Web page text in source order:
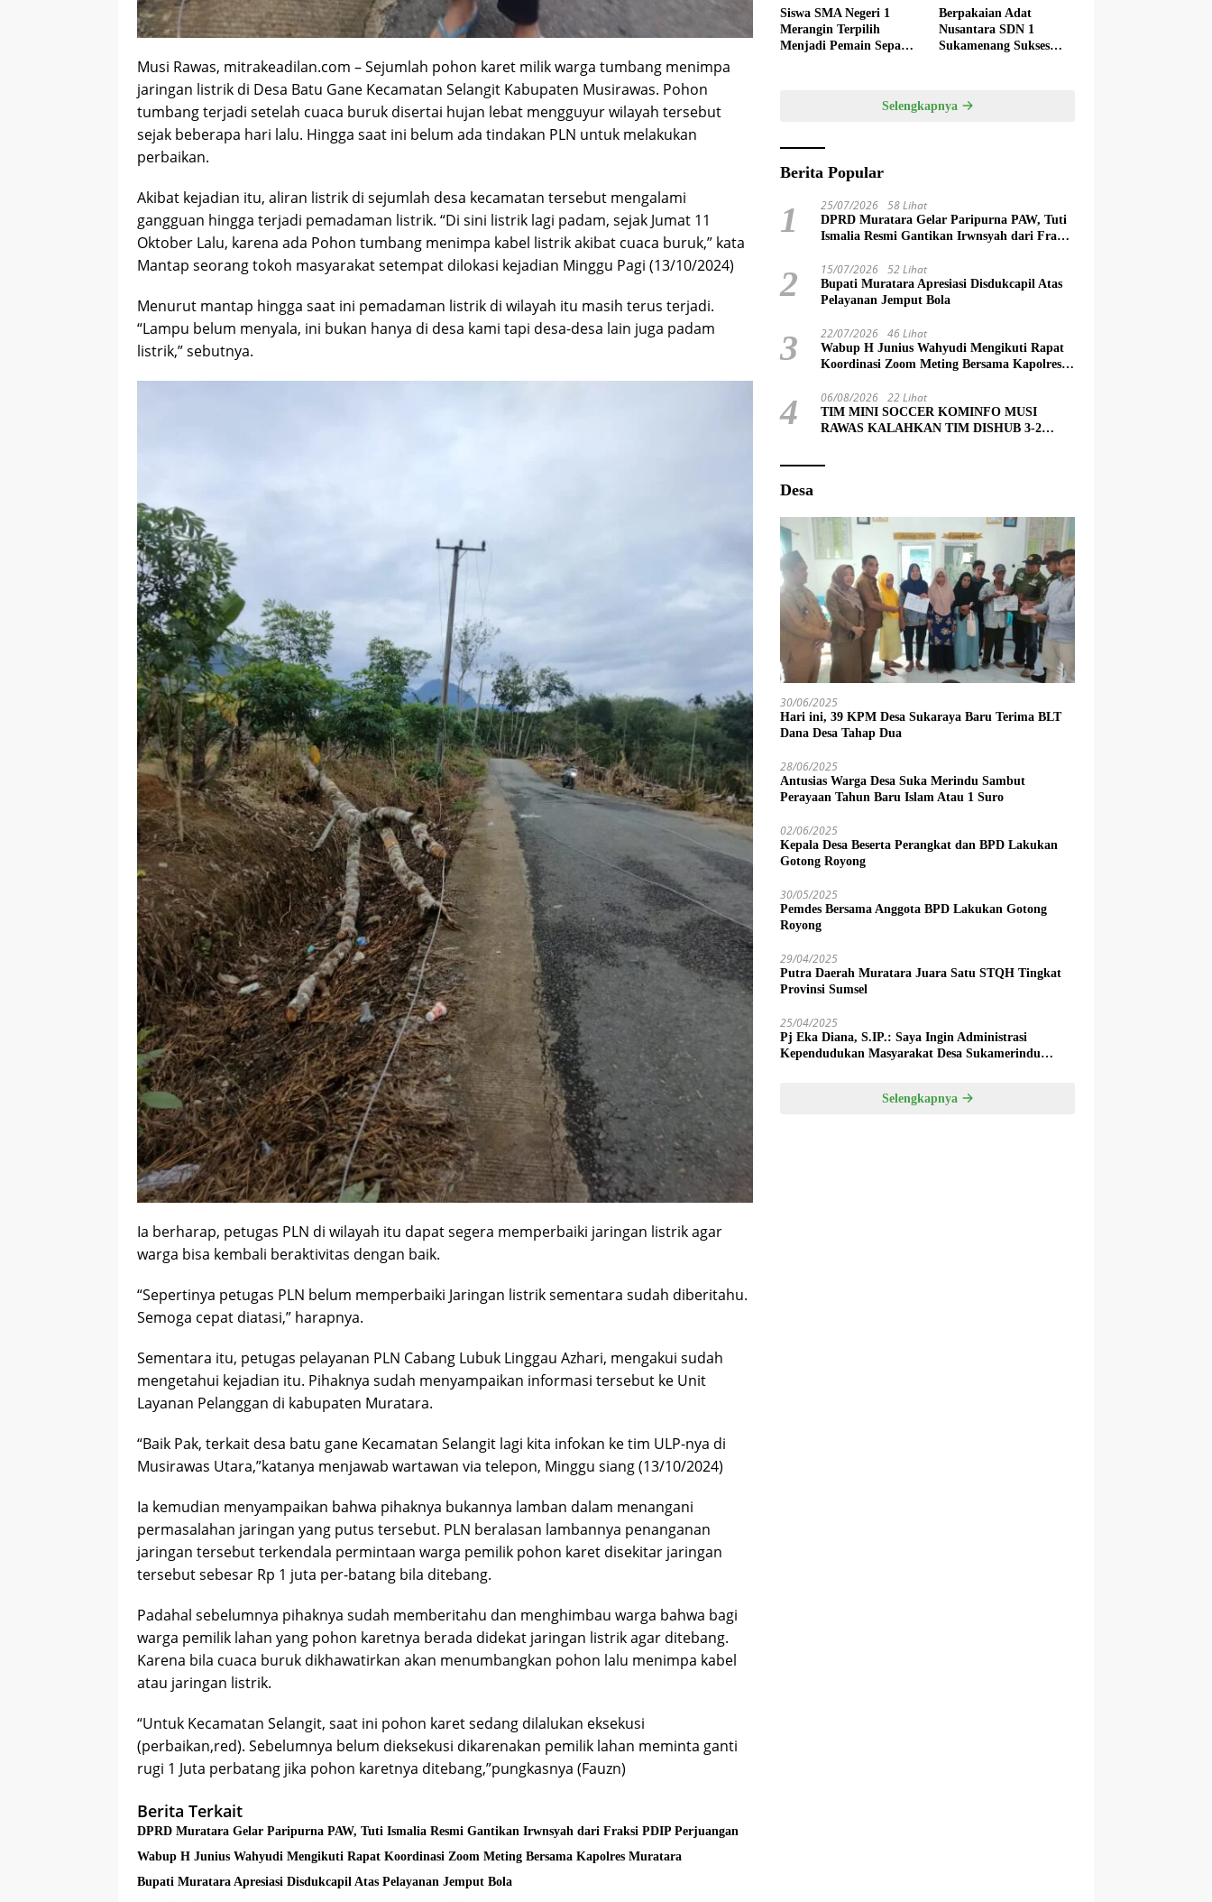
Musi Rawas, mitrakeadilan.com – Sejumlah pohon karet milik warga tumbang menimpa
jaringan listrik di Desa Batu Gane Kecamatan Selangit Kabupaten Musirawas. Pohon
tumbang terjadi setelah cuaca buruk disertai hujan lebat mengguyur wilayah tersebut
sejak beberapa hari lalu. Hingga saat ini belum ada tindakan PLN untuk melakukan
perbaikan.
Akibat kejadian itu, aliran listrik di sejumlah desa kecamatan tersebut mengalami
gangguan hingga terjadi pemadaman listrik. “Di sini listrik lagi padam, sejak Jumat 11
Oktober Lalu, karena ada Pohon tumbang menimpa kabel listrik akibat cuaca buruk,” kata
Mantap seorang tokoh masyarakat setempat dilokasi kejadian Minggu Pagi (13/10/2024)
Menurut mantap hingga saat ini pemadaman listrik di wilayah itu masih terus terjadi.
“Lampu belum menyala, ini bukan hanya di desa kami tapi desa-desa lain juga padam
listrik,” sebutnya.
Ia berharap, petugas PLN di wilayah itu dapat segera memperbaiki jaringan listrik agar
warga bisa kembali beraktivitas dengan baik.
“Sepertinya petugas PLN belum memperbaiki Jaringan listrik sementara sudah diberitahu.
Semoga cepat diatasi,” harapnya.
Sementara itu, petugas pelayanan PLN Cabang Lubuk Linggau Azhari, mengakui sudah
mengetahui kejadian itu. Pihaknya sudah menyampaikan informasi tersebut ke Unit
Layanan Pelanggan di kabupaten Muratara.
“Baik Pak, terkait desa batu gane Kecamatan Selangit lagi kita infokan ke tim ULP-nya di
Musirawas Utara,”katanya menjawab wartawan via telepon, Minggu siang (13/10/2024)
Ia kemudian menyampaikan bahwa pihaknya bukannya lamban dalam menangani
permasalahan jaringan yang putus tersebut. PLN beralasan lambannya penanganan
jaringan tersebut terkendala permintaan warga pemilik pohon karet disekitar jaringan
tersebut sebesar Rp 1 juta per-batang bila ditebang.
Padahal sebelumnya pihaknya sudah memberitahu dan menghimbau warga bahwa bagi
warga pemilik lahan yang pohon karetnya berada didekat jaringan listrik agar ditebang.
Karena bila cuaca buruk dikhawatirkan akan menumbangkan pohon lalu menimpa kabel
atau jaringan listrik.
“Untuk Kecamatan Selangit, saat ini pohon karet sedang dilalukan eksekusi
(perbaikan,red). Sebelumnya belum dieksekusi dikarenakan pemilik lahan meminta ganti
rugi 1 Juta perbatang jika pohon karetnya ditebang,”pungkasnya (Fauzn)
Berita Terkait
DPRD Muratara Gelar Paripurna PAW, Tuti Ismalia Resmi Gantikan Irwnsyah dari Fraksi PDIP Perjuangan
Wabup H Junius Wahyudi Mengikuti Rapat Koordinasi Zoom Meting Bersama Kapolres Muratara
Bupati Muratara Apresiasi Disdukcapil Atas Pelayanan Jemput Bola
Siswa SMA Negeri 1
Merangin Terpilih
Menjadi Pemain Sepak
Berpakaian Adat
Nusantara SDN 1
Sukamenang Sukses
Selengkapnya
Berita Popular
1 25/07/2026 58 Lihat
DPRD Muratara Gelar Paripurna PAW, Tuti
Ismalia Resmi Gantikan Irwnsyah dari Fraksi
2 15/07/2026 52 Lihat
Bupati Muratara Apresiasi Disdukcapil Atas
Pelayanan Jemput Bola
3 22/07/2026 46 Lihat
Wabup H Junius Wahyudi Mengikuti Rapat
Koordinasi Zoom Meting Bersama Kapolres
4 06/08/2026 22 Lihat
TIM MINI SOCCER KOMINFO MUSI
RAWAS KALAHKAN TIM DISHUB 3-2
Desa
30/06/2025
Hari ini, 39 KPM Desa Sukaraya Baru Terima BLT
Dana Desa Tahap Dua
28/06/2025
Antusias Warga Desa Suka Merindu Sambut
Perayaan Tahun Baru Islam Atau 1 Suro
02/06/2025
Kepala Desa Beserta Perangkat dan BPD Lakukan
Gotong Royong
30/05/2025
Pemdes Bersama Anggota BPD Lakukan Gotong
Royong
29/04/2025
Putra Daerah Muratara Juara Satu STQH Tingkat
Provinsi Sumsel
25/04/2025
Pj Eka Diana, S.IP.: Saya Ingin Administrasi
Kependudukan Masyarakat Desa Sukamerindu
Selengkapnya